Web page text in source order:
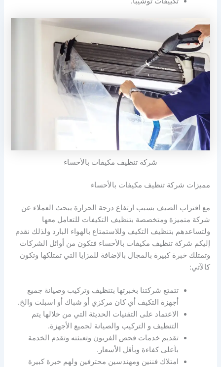
شركة تنظيف مكيفات بالأحساء
مميزات شركة تنظيف مكيفات بالأحساء
مع اقتراب الصيف بسبب ارتفاع درجة الحرارة يبحث العملاء عن
شركة متميزة ومتخصصة بتنظيف التكيفات للتعامل معها
ولتساعدهم بتنظيف التكيف وللاستمتاع بالهواء البارد ولذلك نقدم
إليكم شركة تنظيف مكيفات بالأحساء فتكون من أوائل الشركات
وتمتلك خبرة كبيرة بالمجال بالإضافة للمزايا التي تمتلكها وتكون
كالآتي:
تتمتع شركتنا بخبرتها بتنظيف وتركيب وصيانة جميع
أجهزة التكيف أي كان مركزي أو شباك أو اسبلت والخ.
الاعتماد على التقنيات الحديثة التي من خلالها يتم
التنظيف و التركيب والصيانة لجميع الأجهزة.
تقديم خدمات فحص الفريون وتعبئته وتقدم الخدمة
بأعلى كفاءة وبأقل الأسعار.
امتلاك فننين ومهندسين محترفين ولهم خبرة كبيرة